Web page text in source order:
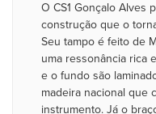
O CS1 Gonçalo Alves
construção que o
Seu tampo é feito de
uma ressonância rica
e o fundo são
madeira nacional que
instrumento. Já o